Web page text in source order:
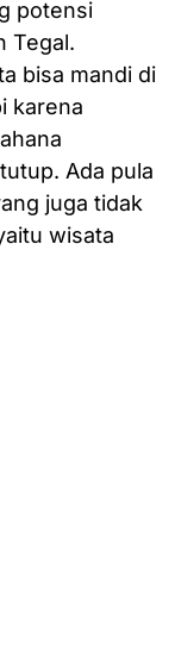
potensi
Tegal.
bisa mandi di
karena
Ada pula
juga tidak
wisata